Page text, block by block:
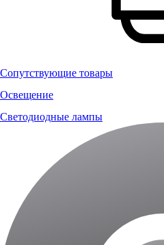
Сопутствующие товары
Освещение
Светодиодные лампы